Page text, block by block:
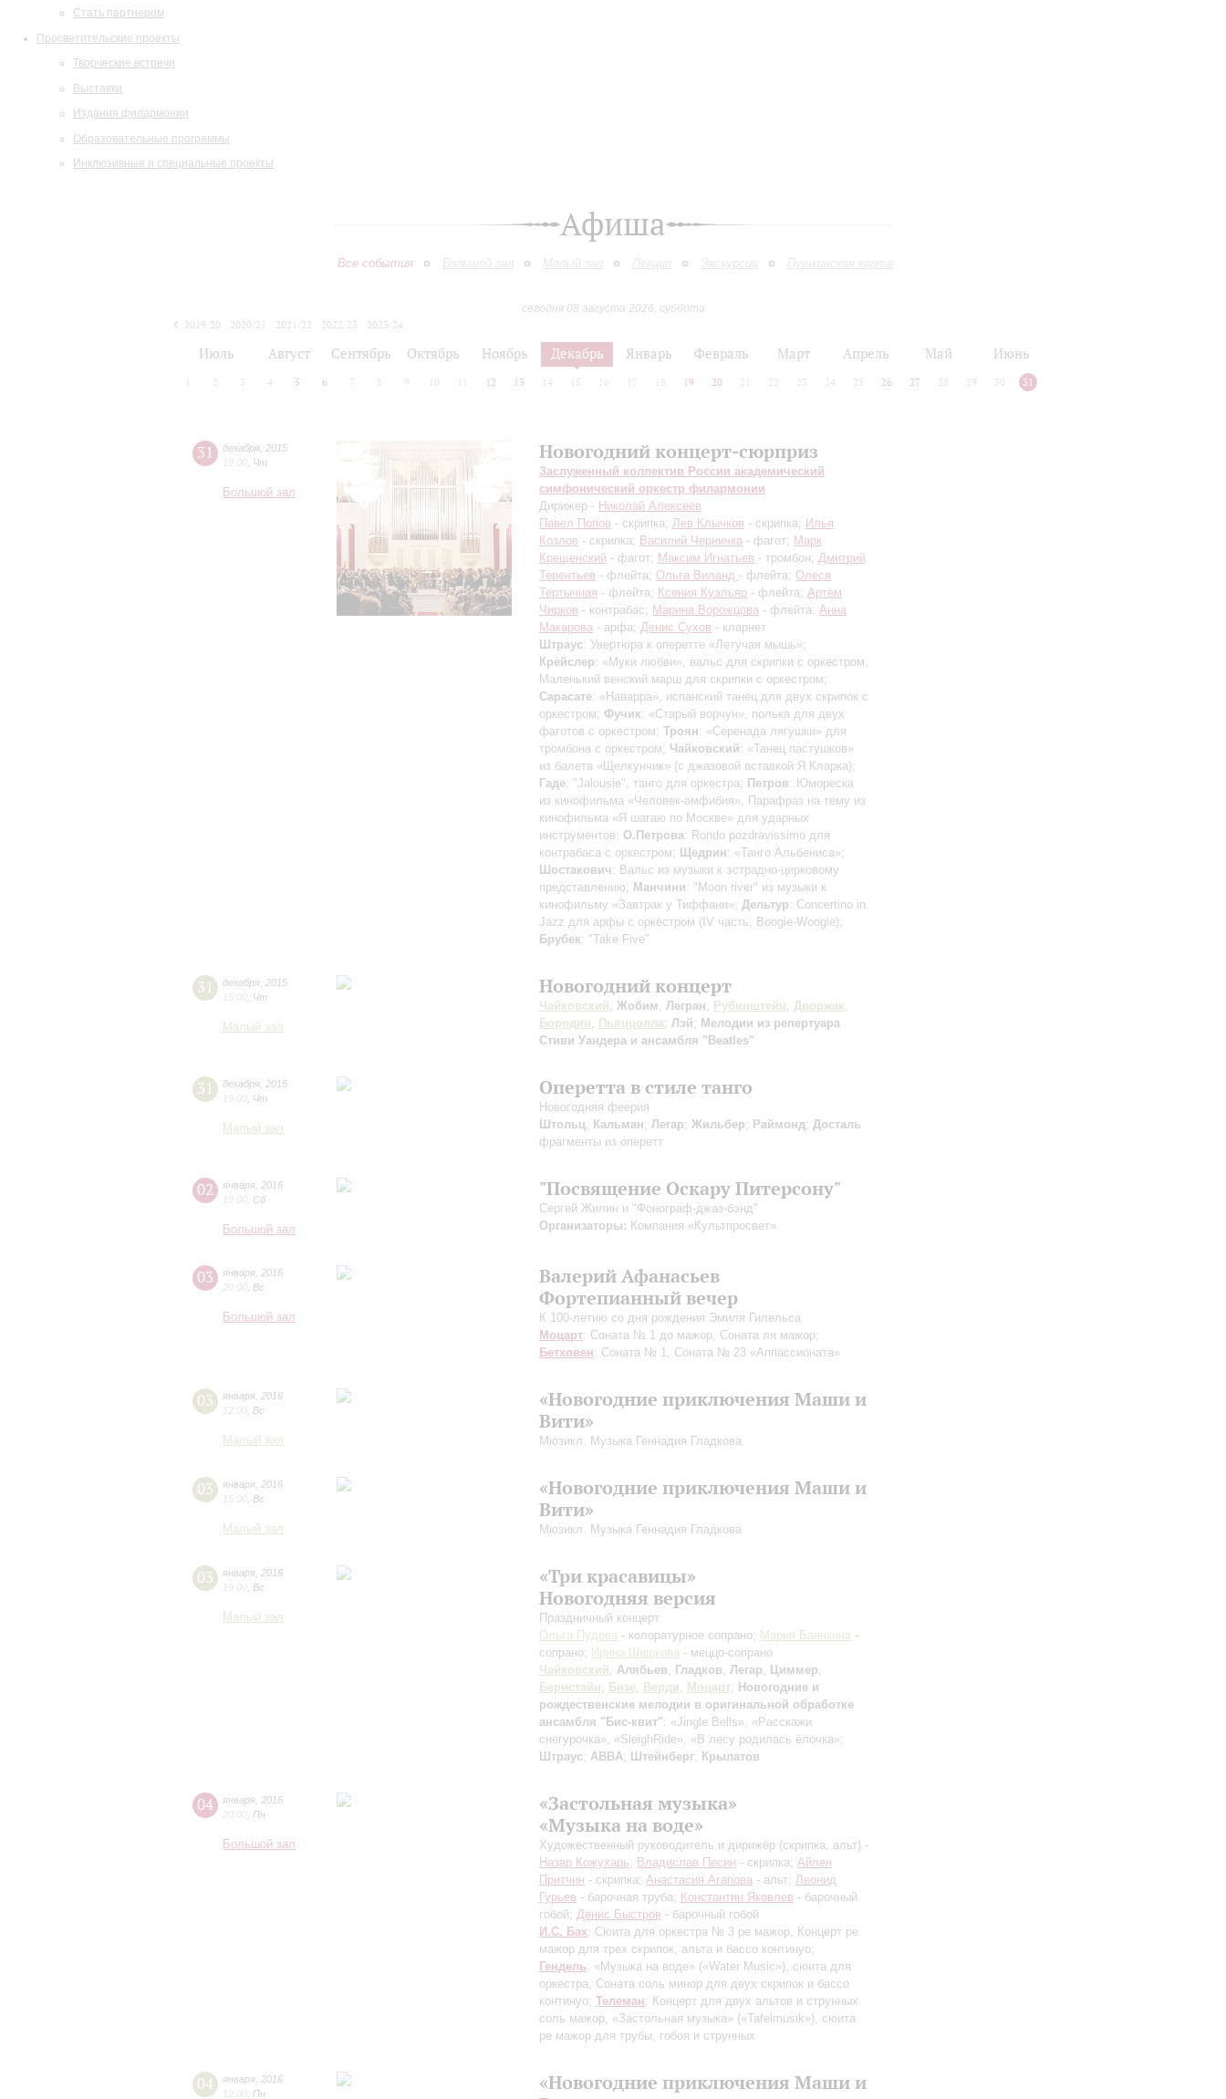
Стать партнером
Просветительские проекты
Творческие встречи
Выставки
Издания филармонии
Образовательные программы
Инклюзивные и специальные проекты
Афиша
Все события Большой зал Малый зал Лекции Экскурсии Пушкинская карта
сегодня 08 августа 2026, суббота
2019/20
2020/21 2021/22 2022/23
2023/24
Июль Август Сентябрь Октябрь Ноябрь Декабрь Январь Февраль Март Апрель Май Июнь
2 3 4 5 6 7 8 9 10 12 13 14 15 16 17 18 19 20 21 22 23 24 25 26 27 28 29 30 31
31 декабря 2015
19:00 Чт
Большой зал
Новогодний концерт-сюрприз
Заслуженный коллектив России академический
симфонический оркестр филармонии
Дирижер - Николай Алексеев
Павел Попов - скрипка; Лев Клычков - скрипка; Илья
Козлов - скрипка; Василий Черничка - фагот; Марк
Крещенский - фагот; Максим Игнатьев - тромбон; Дмитрий
Терентьев - флейта; Ольга Виланд - флейта; Олеся
Тертычная - флейта; Ксения Куэльяр - флейта; Артем
Чирков - контрабас; Марина Ворожцова - флейта; Анна
Макарова - арфа; Денис Сухов - кларнет
Штраус: Увертюра к оперетте «Летучая мышь»;
Крейслер: «Муки любви», вальс для скрипки с оркестром,
Маленький венский марш для скрипки с оркестром;
Сарасате: «Наварра», испанский танец для двух скрипок с
оркестром; Фучик: «Старый ворчун», полька для двух
фаготов с оркестром; Троян: «Серенада лягушки» для
тромбона с оркестром; Чайковский: «Танец пастушков»
из балета «Щелкунчик» (с джазовой вставкой Я.Кларка);
Гаде: "Jalousie", танго для оркестра; Петров: Юмореска
из кинофильма «Человек-амфибия», Парафраз на тему из
кинофильма «Я шагаю по Москве» для ударных
инструментов; О.Петрова: Rondo pozdravissimo для
контрабаса с оркестром; Щедрин: «Танго Альбениса»;
Шостакович: Вальс из музыки к эстрадно-цирковому
представлению; Манчини: "Moon river" из музыки к
кинофильму «Завтрак у Тиффани»; Дельтур: Concertino in
Jazz для арфы с оркестром (IV часть, Boogie-Woogie);
Брубек: "Take Five"
31 декабря 2015
15:00 Чт
Малый зал
Новогодний концерт
Чайковский, Жобим, Легран, Рубинштейн, Дворжак,
Бородин, Пьяццолла; Лэй; Мелодии из репертуара
Стиви Уандера и ансамбля "Beatles"
31 декабря 2015
19:00 Чт
Малый зал
Оперетта в стиле танго
Новогодняя феерия
Штольц, Кальман, Легар; Жильбер; Раймонд; Досталь
фрагменты из оперетт
02 января 2016
19:00 Сб
Большой зал
"Посвящение Оскару Питерсону"
Сергей Жилин и "Фонограф-джаз-бэнд"
Организаторы: Компания «Культпросвет»
03 января 2016
20:00 Вс
Большой зал
Валерий Афанасьев
Фортепианный вечер
К 100-летию со дня рождения Эмиля Гилельса
Моцарт: Соната № 1 до мажор, Соната ля мажор;
Бетховен: Соната № 1, Соната № 23 «Аппассионата»
03 января 2016
12:00 Вс
Малый зал
«Новогодние приключения Маши и
Вити»
Мюзикл. Музыка Геннадия Гладкова
03 января 2016
15:00 Вс
Малый зал
«Новогодние приключения Маши и
Вити»
Мюзикл. Музыка Геннадия Гладкова
03 января 2016
19:00 Вс
Малый зал
«Три красавицы»
Новогодняя версия
Праздничный концерт
Ольга Пудова - колоратурное сопрано; Мария Баянкина -
сопрано; Ирина Шишкова - меццо-сопрано
Чайковский, Алябьев, Гладков, Легар, Циммер,
Бернстайн, Бизе, Верди, Моцарт; Новогодние и
рождественские мелодии в оригинальной обработке
ансамбля "Бис-квит": «Jingle Bells», «Расскажи
снегурочка», «SleighRide», «В лесу родилась ёлочка»;
Штраус; ABBA; Штейнберг; Крылатов
04 января 2016
20:00 Пн
Большой зал
«Застольная музыка»
«Музыка на воде»
Художественный руководитель и дирижёр (скрипка, альт) -
Назар Кожухарь; Владислав Песин - скрипка; Айлен
Притчин - скрипка; Анастасия Агапова - альт; Леонид
Гурьев - барочная труба; Константин Яковлев - барочный
гобой; Денис Быстров - барочный гобой
И.С. Бах: Сюита для оркестра № 3 ре мажор, Концерт ре
мажор для трех скрипок, альта и бассо континуо;
Гендель: «Музыка на воде» («Water Music»), сюита для
оркестра, Соната соль минор для двух скрипок и бассо
континуо; Телеман: Концерт для двух альтов и струнных
соль мажор, «Застольная музыка» («Tafelmusik»), сюита
ре мажор для трубы, гобоя и струнных
04 января 2016
12:00 Пн
«Новогодние приключения Маши и